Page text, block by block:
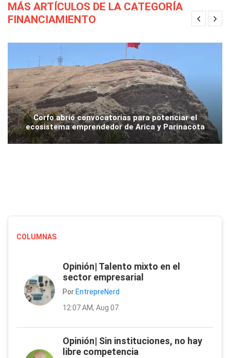
MÁS ARTÍCULOS DE LA CATEGORÍA
FINANCIAMIENTO
Corfo abrió convocatorias para potenciar el
ecosistema emprendedor de Arica y Parinacota
COLUMNAS
Opinión| Talento mixto en el
sector empresarial
Por EntrepreNerd
12:07 AM, Aug 07
Opinión| Sin instituciones, no hay
libre competencia